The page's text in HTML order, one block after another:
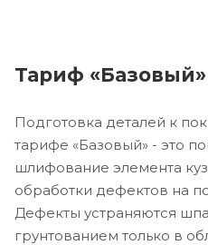
Тариф «Базовый»
Подготовка деталей к
тарифе «Базовый» - это
шлифование элемента
обработки дефектов на
Дефекты устраняются
грунтованием только в